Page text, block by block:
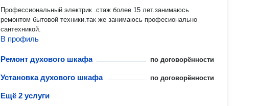
Профессиональный электрик .стаж более 15 лет.занимаюсь
ремонтом бытовой техники.так же занимаюсь професионально
сантехникой.
В профиль
Ремонт духового шкафа по договорённости
Установка духового шкафа по договорённости
Ещё 2 услуги